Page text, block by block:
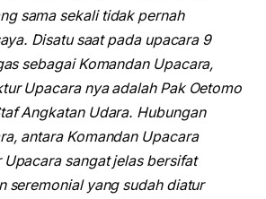
sama sekali tidak pernah
Disatu saat pada upacara 9
sebagai Komandan Upacara,
Upacara nya adalah Pak Oetomo
Angkatan Udara. Hubungan
antara Komandan Upacara
sangat jelas bersifat
seremonial yang sudah diatur